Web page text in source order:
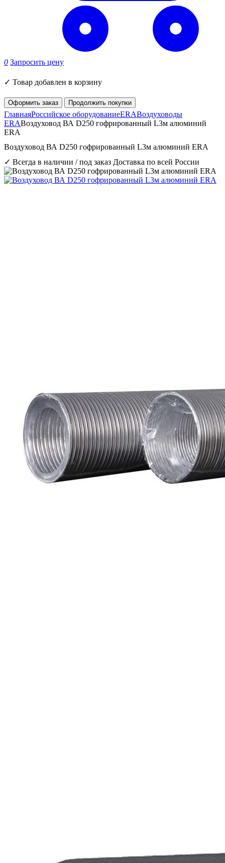
0 Запросить цену
✓ Товар добавлен в корзину
Оформить заказ Продолжить покупки
ГлавнаяРоссийское оборудованиеERAВоздуховоды
ERAВоздуховод ВА D250 гофрированный L3м алюминий
ERA
Воздуховод ВА D250 гофрированный L3м алюминий ERA
✓ Всегда в наличии / под заказ Доставка по всей России